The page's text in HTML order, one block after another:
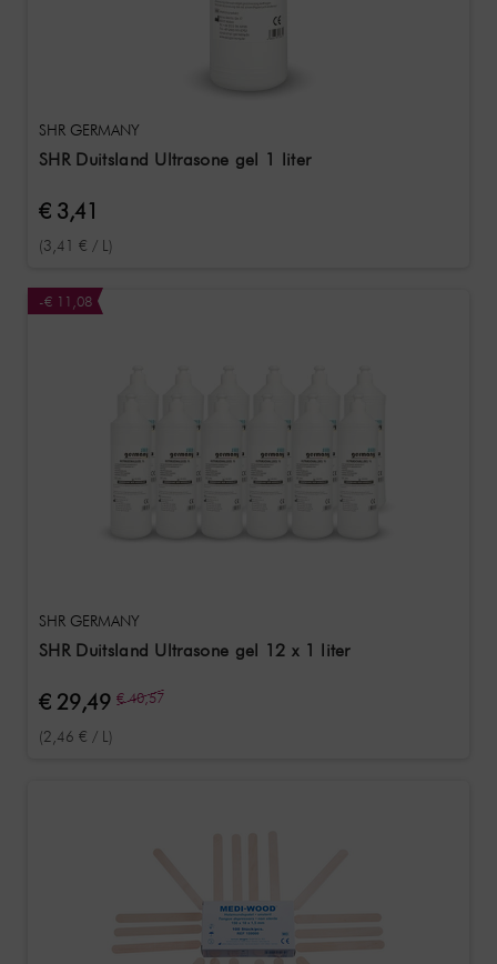
SHR GERMANY
SHR Duitsland Ultrasone gel 1 liter
€ 3,41
(3,41 € / L)
-€ 11,08
SHR GERMANY
SHR Duitsland Ultrasone gel 12 x 1 liter
€ 29,49 € 40,57
(2,46 € / L)